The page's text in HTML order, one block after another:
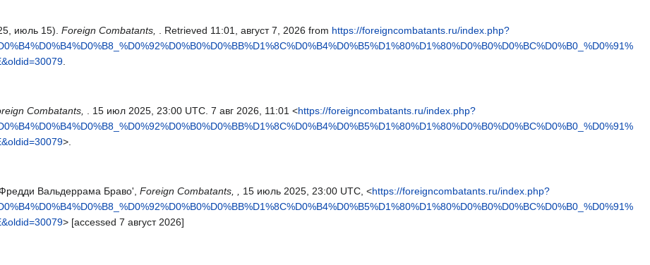
июль 15). Foreign Combatants, . Retrieved 11:01, август 7, 2026 from https://foreigncombatants.ru/index.php?
Combatants, . 15 июл 2025, 23:00 UTC. 7 авг 2026, 11:01 <https://foreigncombatants.ru/index.php?
>.
Вальдеррама Браво', Foreign Combatants, , 15 июль 2025, 23:00 UTC, <https://foreigncombatants.ru/index.php?
> [accessed 7 август 2026]